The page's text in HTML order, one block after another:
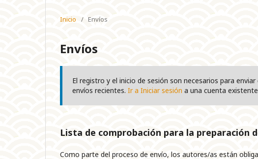
Inicio / Envíos
Envíos
El registro y el inicio de sesión son necesarios para
envíos recientes. Ir a Iniciar sesión a una cuenta
Lista de comprobación para la preparación
Como parte del proceso de envío, los autores/as están